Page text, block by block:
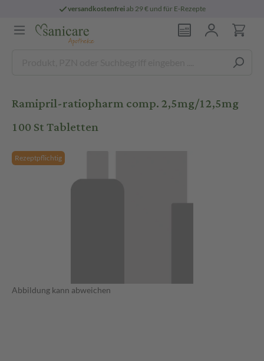
versandkostenfreiab 29 € und für E-Rezepte
Ramipril-ratiopharm comp. 2,5mg/12,5mg
100 St Tabletten
Rezeptpflichtig
Abbildung kann abweichen